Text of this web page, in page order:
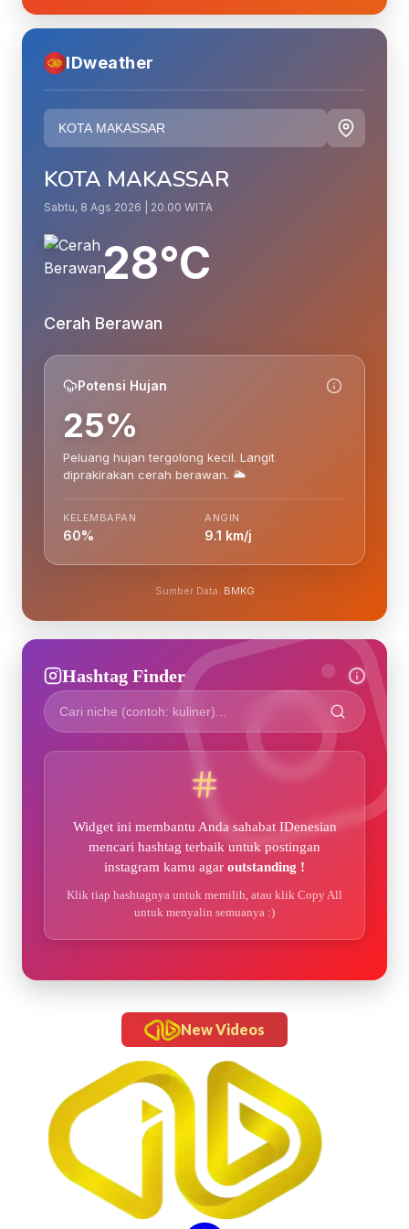
IDweather
KOTA MAKASSAR
Sabtu, 8 Ags 2026 | 20.00 WITA
28°C
Cerah Berawan
Potensi Hujan
25%
Peluang hujan tergolong kecil. Langit
diprakirakan cerah berawan. 🌥️
KELEMBAPAN
60%
ANGIN
9.1 km/j
Sumber Data: BMKG
Hashtag Finder
Widget ini membantu Anda sahabat IDenesian
mencari hashtag terbaik untuk postingan
instagram kamu agar outstanding !
Klik tiap hashtagnya untuk memilih, atau klik Copy All
untuk menyalin semuanya :)
New Videos